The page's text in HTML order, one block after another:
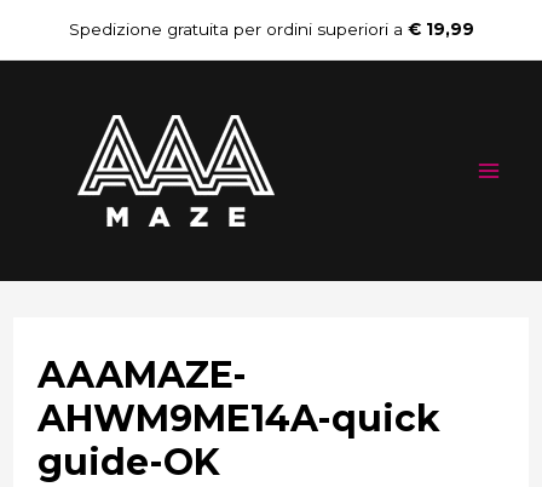
al
contenuto
Spedizione gratuita per ordini superiori a € 19,99
AAAMAZE-
AHWM9ME14A-quick
guide-OK
Navigazione
articoli